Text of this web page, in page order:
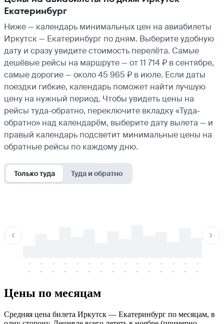
Екатеринбург
Ниже — календарь минимальных цен на авиабилеты
Иркутск — Екатеринбург по дням. Выберите удобную
дату и сразу увидите стоимость перелёта. Самые
дешёвые рейсы на маршруте — от 11 714 ₽ в сентябре,
самые дорогие — около 45 965 ₽ в июле. Если даты
поездки гибкие, календарь поможет найти лучшую
цену на нужный период. Чтобы увидеть цены на
рейсы туда-обратно, переключите вкладку «Туда-
обратно» над календарём, выберите дату вылета — и
правый календарь подсветит минимальные цены на
обратные рейсы по каждому дню.
Только туда Туда и обратно
-
-
-
-
-
-
-
-
-
-
-
-
-
-
-
-
-
-
-
-
-
-
-
-
-
-
-
-
-
-
Цены по месяцам
Средняя цена билета Иркутск — Екатеринбург по месяцам, в